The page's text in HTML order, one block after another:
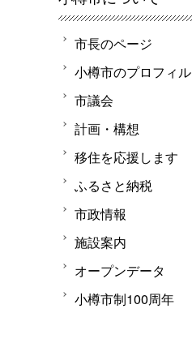
市長のページ
小樽市のプロフィル
市議会
計画・構想
移住を応援します
ふるさと納税
市政情報
施設案内
オープンデータ
小樽市制100周年